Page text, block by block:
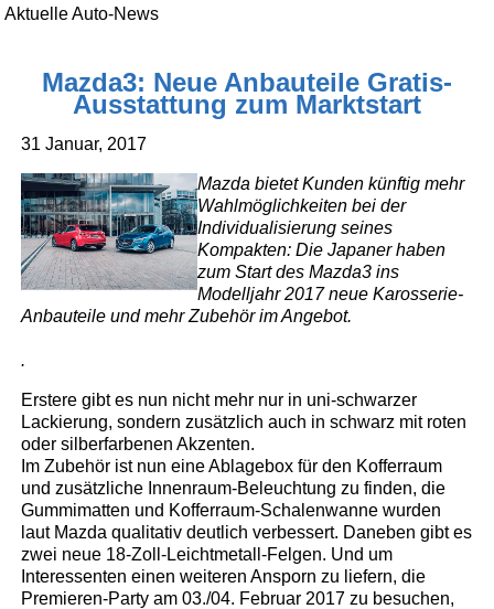
Aktuelle Auto-News
Mazda3: Neue Anbauteile Gratis-
Ausstattung zum Marktstart
31 Januar, 2017
Mazda bietet Kunden künftig mehr
Wahlmöglichkeiten bei der
Individualisierung seines
Kompakten: Die Japaner haben
zum Start des Mazda3 ins
Modelljahr 2017 neue Karosserie-
Anbauteile und mehr Zubehör im Angebot.
.
Erstere gibt es nun nicht mehr nur in uni-schwarzer
Lackierung, sondern zusätzlich auch in schwarz mit roten
oder silberfarbenen Akzenten.
Im Zubehör ist nun eine Ablagebox für den Kofferraum
und zusätzliche Innenraum-Beleuchtung zu finden, die
Gummimatten und Kofferraum-Schalenwanne wurden
laut Mazda qualitativ deutlich verbessert. Daneben gibt es
zwei neue 18-Zoll-Leichtmetall-Felgen. Und um
Interessenten einen weiteren Ansporn zu liefern, die
Premieren-Party am 03./04. Februar 2017 zu besuchen,